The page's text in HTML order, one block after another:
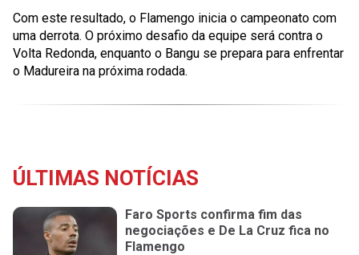
Com este resultado, o Flamengo inicia o campeonato com
uma derrota. O próximo desafio da equipe será contra o
Volta Redonda, enquanto o Bangu se prepara para enfrentar
o Madureira na próxima rodada.
ÚLTIMAS NOTÍCIAS
Faro Sports confirma fim das
negociações e De La Cruz fica no
Flamengo